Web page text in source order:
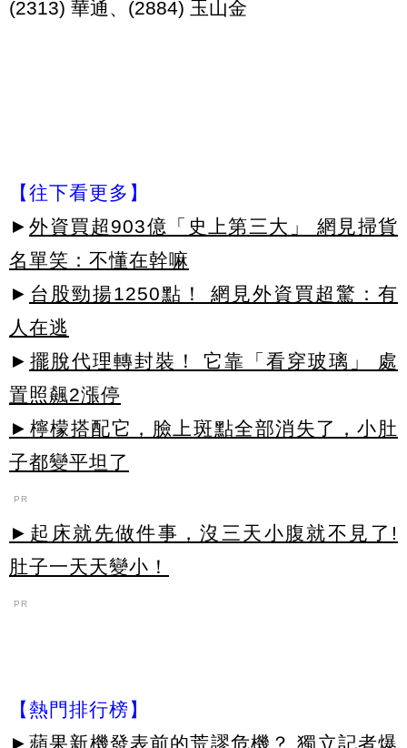
(2313) 華通、(2884) 玉山金
【往下看更多】
► 外資買超903億「史上第三大」 網見掃貨
名單笑：不懂在幹嘛
► 台股勁揚1250點！ 網見外資買超驚：有
人在逃
► 擺脫代理轉封裝！ 它靠「看穿玻璃」 處
置照飆2漲停
►檸檬搭配它，臉上斑點全部消失了，小肚
子都變平坦了
PR
►起床就先做件事，沒三天小腹就不見了!
肚子一天天變小！
PR
【熱門排行榜】
► 蘋果新機發表前的荒謬危機？ 獨立記者爆